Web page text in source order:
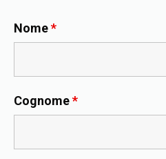
Nome*
Cognome*